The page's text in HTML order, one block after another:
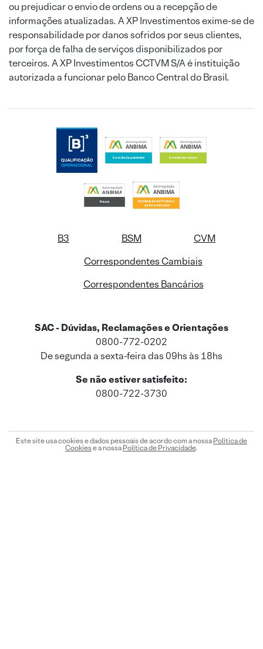
ou prejudicar o envio de ordens ou a recepção de
informações atualizadas. A XP Investimentos exime-se de
responsabilidade por danos sofridos por seus clientes,
por força de falha de serviços disponibilizados por
terceiros. A XP Investimentos CCTVM S/A é instituição
autorizada a funcionar pelo Banco Central do Brasil.
B3 BSM
CVM
Correspondentes Cambiais
Correspondentes Bancários
SAC - Dúvidas, Reclamações e Orientações
0800-772-0202
De segunda a sexta-feira das 09hs às 18hs
Se não estiver satisfeito:
0800-722-3730
Este site usa cookies e dados pessoais de acordo com a nossa Política de
Cookiese a nossa Política de Privacidade.